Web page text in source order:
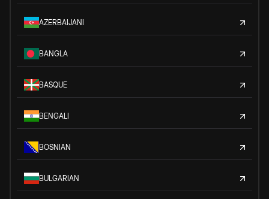
AZERBAIJANI
BANGLA
BASQUE
BENGALI
BOSNIAN
BULGARIAN